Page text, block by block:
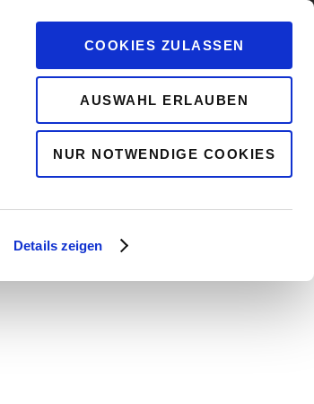
Details zeigen
COOKIES ZULASSEN
AUSWAHL ERLAUBEN
NUR NOTWENDIGE COOKIES
GESCHÄFTSADRESSE